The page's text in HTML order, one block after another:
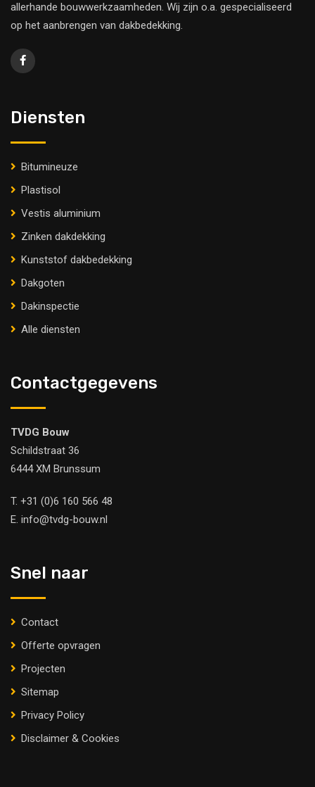
allerhande bouwwerkzaamheden. Wij zijn o.a. gespecialiseerd
op het aanbrengen van dakbedekking.
Diensten
Bitumineuze
Plastisol
Vestis aluminium
Zinken dakdekking
Kunststof dakbedekking
Dakgoten
Dakinspectie
Alle diensten
Contactgegevens
TVDG Bouw
Schildstraat 36
6444 XM Brunssum
T. +31 (0)6 160 566 48
E. info@tvdg-bouw.nl
Snel naar
Contact
Offerte opvragen
Projecten
Sitemap
Privacy Policy
Disclaimer & Cookies